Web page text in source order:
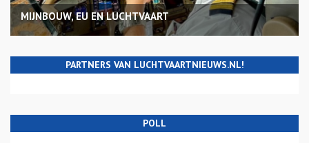
MIJNBOUW, EU EN LUCHTVAART
PARTNERS VAN LUCHTVAARTNIEUWS.NL!
POLL